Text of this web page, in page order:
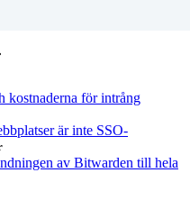
kostnaderna för intrång
är inte SSO-
av Bitwarden till hela